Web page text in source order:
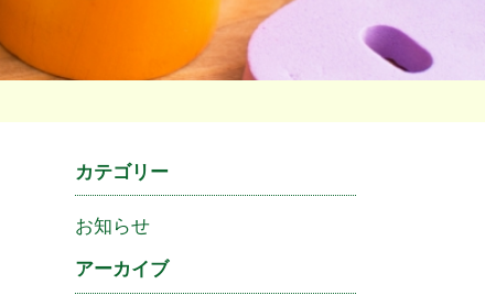
カテゴリー
お知らせ
アーカイブ